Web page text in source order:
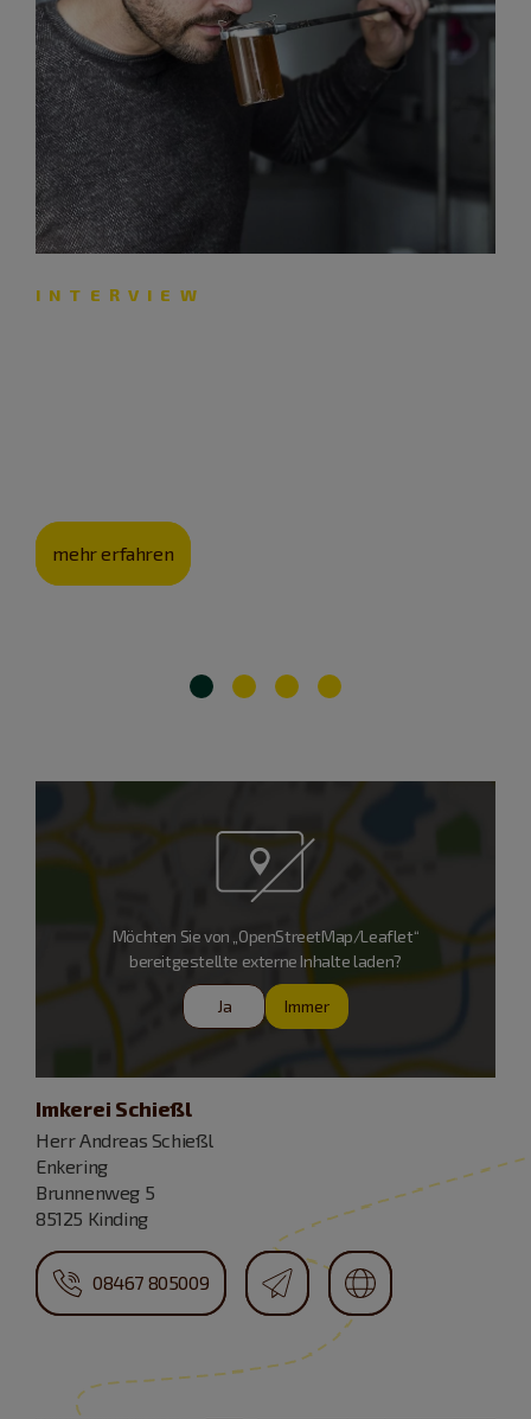
INTERVIEW
mehr erfahren
Möchten Sie von „OpenStreetMap/Leaflet“
bereitgestellte externe Inhalte laden?
Ja Immer
Imkerei Schießl
Herr Andreas Schießl
Enkering
Brunnenweg 5
85125 Kinding
08467 805009